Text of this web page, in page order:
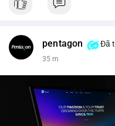
pentagon Đã
35 m